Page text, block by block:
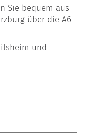
Sie bequem aus
über die A6
und